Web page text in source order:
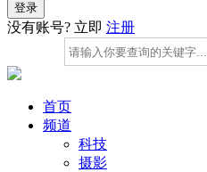
没有账号? 立即 注册
首页
频道
科技
摄影